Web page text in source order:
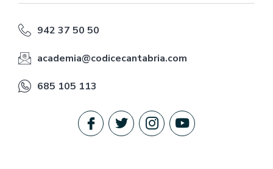
942 37 50 50
academia@codicecantabria.com
685 105 113